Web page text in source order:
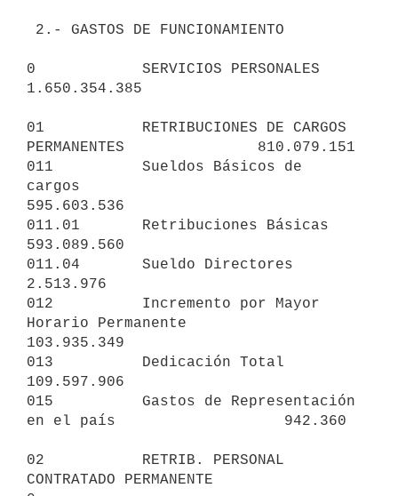
2.- GASTOS DE FUNCIONAMIENTO
0            SERVICIOS PERSONALES
1.650.354.385
01           RETRIBUCIONES DE CARGOS
PERMANENTES               810.079.151
011          Sueldos Básicos de
cargos
595.603.536
011.01       Retribuciones Básicas
593.089.560
011.04       Sueldo Directores
2.513.976
012          Incremento por Mayor
Horario Permanente
103.935.349
013          Dedicación Total
109.597.906
015          Gastos de Representación
en el país                   942.360
02           RETRIB. PERSONAL
CONTRATADO PERMANENTE